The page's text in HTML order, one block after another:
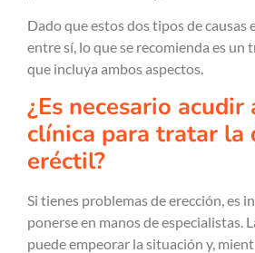
Dado que estos dos tipos de causas
entre sí, lo que se recomienda es
que incluya ambos aspectos.
¿Es necesario acudir
clínica para tratar la
eréctil?
Si tienes problemas de erección, es
ponerse en manos de especialistas.
puede empeorar la situación y,